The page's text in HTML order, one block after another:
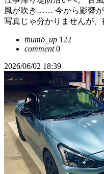
風が吹き…… 今から影響が
写真じゃ分かりませんが、
thumb_up 122
comment0
2026/06/02 18:39